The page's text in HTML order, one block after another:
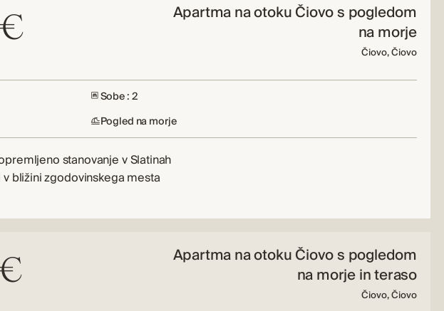
Apartma na otoku Čiovo s pogledom
na morje
Čiovo, Čiovo
Sobe : 2
Pogled na morje
stanovanje v Slatinah
bližini zgodovinskega mesta
Apartma na otoku Čiovo s pogledom
na morje in teraso
Čiovo, Čiovo